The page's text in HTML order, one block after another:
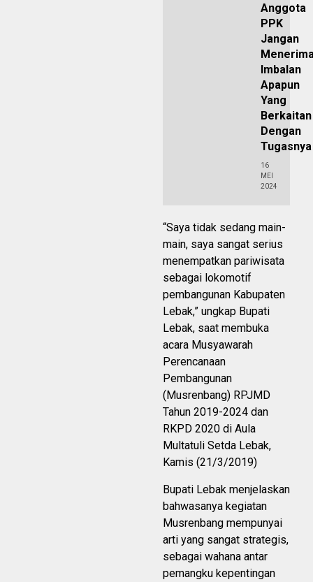
Anggota
PPK
Jangan
Imbalan
Apapun
Yang
Berkaitan
Dengan
16
MEI
2024
“Saya tidak sedang main-
main, saya sangat serius
menempatkan pariwisata
sebagai lokomotif
pembangunan Kabupaten
Lebak,” ungkap Bupati
Lebak, saat membuka
acara Musyawarah
Perencanaan
Pembangunan
(Musrenbang) RPJMD
Tahun 2019-2024 dan
RKPD 2020 di Aula
Multatuli Setda Lebak,
Kamis (21/3/2019)
Bupati Lebak menjelaskan
bahwasanya kegiatan
Musrenbang mempunyai
arti yang sangat strategis,
sebagai wahana antar
pemangku kepentingan